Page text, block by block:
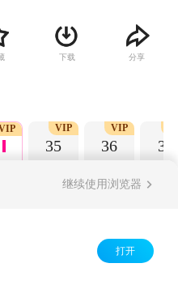
序幕，就此轰然拉开。
下载 分享
35
VIP
36
VIP
37
继续使用浏览器
打开